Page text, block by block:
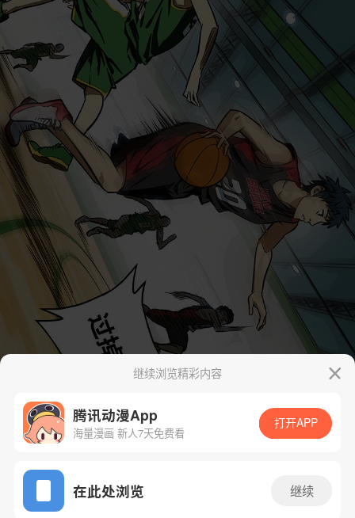
App免费看
下一话
继续浏览精彩内容
腾讯动漫App
海量漫画 新人7天免费看
打开APP
在此处浏览 继续